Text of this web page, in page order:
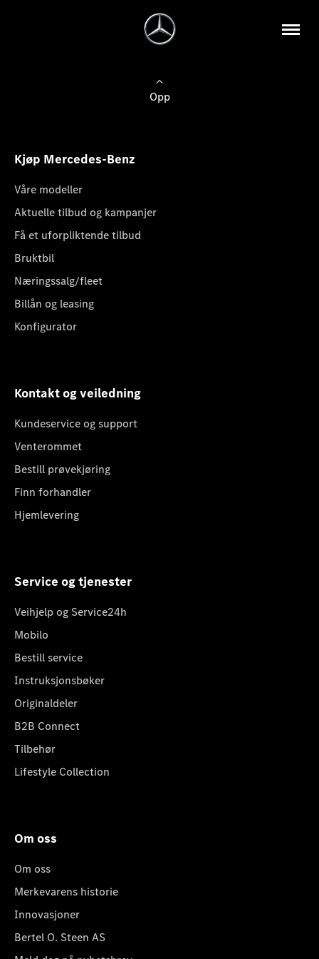
Opp
Kjøp Mercedes-Benz
Våre modeller
Aktuelle tilbud og kampanjer
Få et uforpliktende tilbud
Bruktbil
Næringssalg/fleet
Billån og leasing
Konfigurator
Kontakt og veiledning
Kundeservice og support
Venterommet
Bestill prøvekjøring
Finn forhandler
Hjemlevering
Service og tjenester
Veihjelp og Service24h
Mobilo
Bestill service
Instruksjonsbøker
Originaldeler
B2B Connect
Tilbehør
Lifestyle Collection
Om oss
Om oss
Merkevarens historie
Innovasjoner
Bertel O. Steen AS